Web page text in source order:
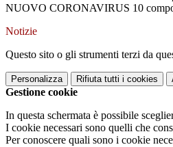
NUOVO CORONAVIRUS 10
Notizie
Questo sito o gli strumenti terzi da
Personalizza Rifiuta tutti i cookies
Gestione cookie
In questa schermata è possibile
I cookie necessari sono quelli che
Per conoscere quali sono i cookie